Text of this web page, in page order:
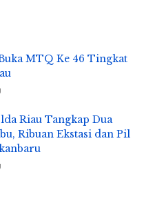
MTQ Ke 46 Tingkat
Riau Tangkap Dua
Ribuan Ekstasi dan Pil